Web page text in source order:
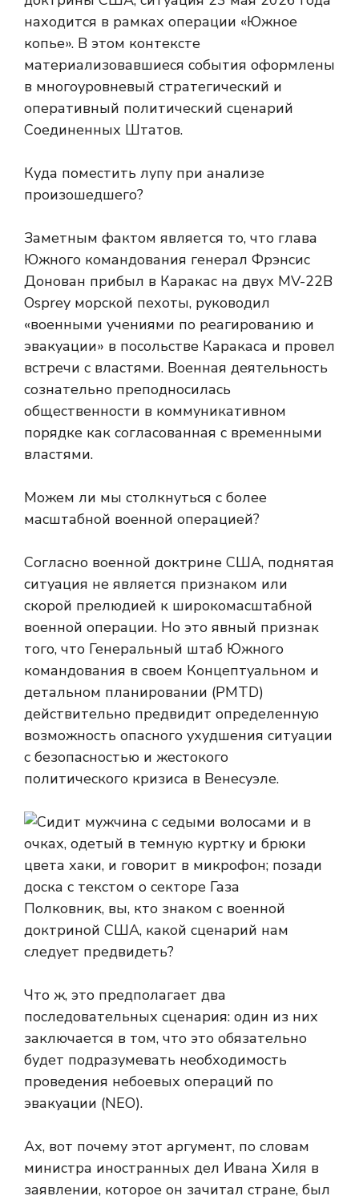
находится в рамках операции «Южное
копье». В этом контексте
материализовавшиеся события оформлены
в многоуровневый стратегический и
оперативный политический сценарий
Соединенных Штатов.
Куда поместить лупу при анализе
произошедшего?
Заметным фактом является то, что глава
Южного командования генерал Фрэнсис
Донован прибыл в Каракас на двух MV-22B
Osprey морской пехоты, руководил
«военными учениями по реагированию и
эвакуации» в посольстве Каракаса и провел
встречи с властями. Военная деятельность
сознательно преподносилась
общественности в коммуникативном
порядке как согласованная с временными
властями.
Можем ли мы столкнуться с более
масштабной военной операцией?
Согласно военной доктрине США, поднятая
ситуация не является признаком или
скорой прелюдией к широкомасштабной
военной операции. Но это явный признак
того, что Генеральный штаб Южного
командования в своем Концептуальном и
детальном планировании (PMTD)
действительно предвидит определенную
возможность опасного ухудшения ситуации
с безопасностью и жестокого
политического кризиса в Венесуэле.
Полковник, вы, кто знаком с военной
доктриной США, какой сценарий нам
следует предвидеть?
Что ж, это предполагает два
последовательных сценария: один из них
заключается в том, что это обязательно
будет подразумевать необходимость
проведения небоевых операций по
эвакуации (NEO).
Ах, вот почему этот аргумент, по словам
министра иностранных дел Ивана Хиля в
заявлении, которое он зачитал стране, был